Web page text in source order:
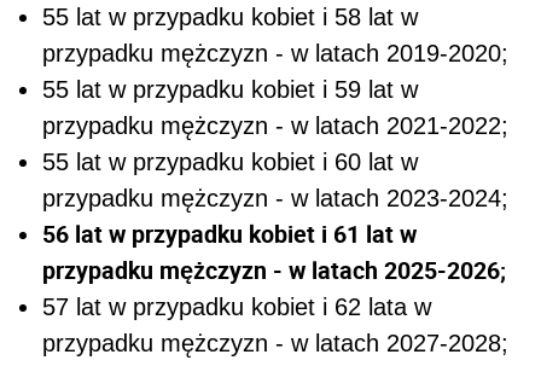
55 lat w przypadku kobiet i 58 lat w
przypadku mężczyzn - w latach 2019-2020;
55 lat w przypadku kobiet i 59 lat w
przypadku mężczyzn - w latach 2021-2022;
55 lat w przypadku kobiet i 60 lat w
przypadku mężczyzn - w latach 2023-2024;
56 lat w przypadku kobiet i 61 lat w
przypadku mężczyzn - w latach 2025-2026;
57 lat w przypadku kobiet i 62 lata w
przypadku mężczyzn - w latach 2027-2028;